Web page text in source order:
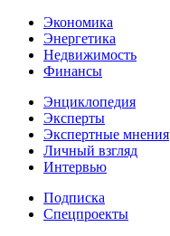
Экономика
Энергетика
Недвижимость
Финансы
Энциклопедия
Эксперты
Экспертные мнения
Личный взгляд
Интервью
Подписка
Спецпроекты